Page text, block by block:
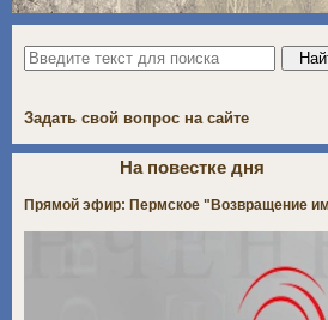
Задать свой вопрос на сайте
На повестке дня
Прямой эфир: Пермское "Возвращение